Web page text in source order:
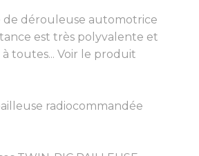
de dérouleuse automotrice
est très polyvalente et
toutes... Voir le produit
radiocommandée